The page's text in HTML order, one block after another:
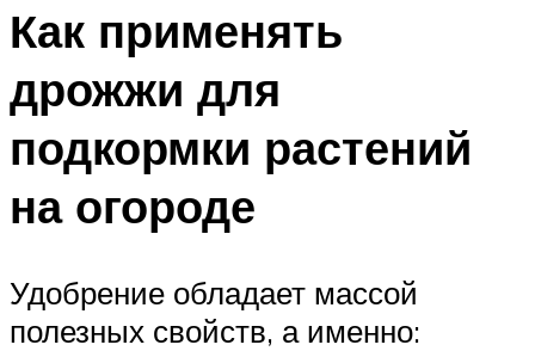
Как применять
дрожжи для
подкормки растений
на огороде
Удобрение обладает массой
полезных свойств, а именно: